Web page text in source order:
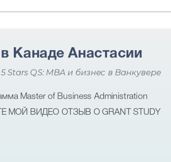
Канаде Анастасии
Stars QS: MBA и бизнес в Ванкувере
Master of Business Administration
МОЙ ВИДЕО ОТЗЫВ О GRANT STUDY